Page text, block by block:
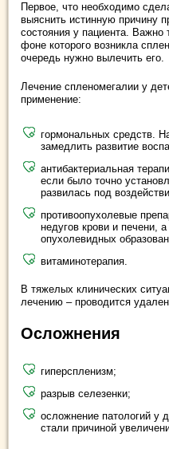
Первое, что необходимо
выяснить истинную причину
состояния у пациента. Важно
фоне которого возникла
очередь нужно вылечить его.
Лечение спленомегалии у
применение:
гормональных средств.
замедлить развитие
антибактериальная
если было точно
развилась под
противоопухолевые
недугов крови и печени,
опухолевидных
витаминотерапия.
В тяжелых клинических
лечению – проводится
Осложнения
гиперспленизм;
разрыв селезенки;
осложнение патологий у
стали причиной